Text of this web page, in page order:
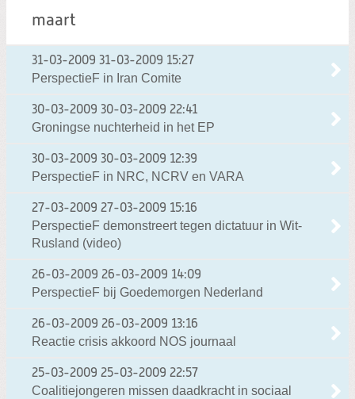
maart
31-03-2009 31-03-2009 15:27
PerspectieF in Iran Comite
30-03-2009 30-03-2009 22:41
Groningse nuchterheid in het EP
30-03-2009 30-03-2009 12:39
PerspectieF in NRC, NCRV en VARA
27-03-2009 27-03-2009 15:16
PerspectieF demonstreert tegen dictatuur in Wit-
Rusland (video)
26-03-2009 26-03-2009 14:09
PerspectieF bij Goedemorgen Nederland
26-03-2009 26-03-2009 13:16
Reactie crisis akkoord NOS journaal
25-03-2009 25-03-2009 22:57
Coalitiejongeren missen daadkracht in sociaal